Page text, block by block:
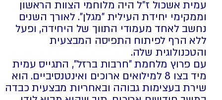
עמית אשכול ז"ל היה מלוחמי הצוות הראשון
וממקימי יחידת העילית "מגלן". לאורך השנים
נחשב לאחד מעמודי התווך של היחידה, ופעל
ללא הרף לפיתוח התפיסה המבצעית
והטכנולוגית שלה.
עם פרוץ מלחמת "חרבות ברזל", התגייס עמית
מיד בצו 8 למילואים ארוכים ואינטנסיביים. הוא
שירת בעצימות גבוהה ובאחריות מבצעית כבדה